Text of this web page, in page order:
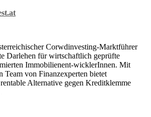
Corwdinvesting-Marktführer
Darlehen für wirtschaftlich geprüfte
Immobilienent-wicklerInnen. Mit
Team von Finanzexperten bietet
Alternative gegen Kreditklemme